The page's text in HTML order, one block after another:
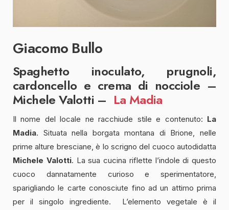
Giacomo Bullo
Spaghetto inoculato, prugnoli,
cardoncello e crema di nocciole –
Michele Valotti – La Madia
Il nome del locale ne racchiude stile e contenuto: La
Madia. Situata nella borgata montana di Brione, nelle
prime alture bresciane, è lo scrigno del cuoco autodidatta
Michele Valotti. La sua cucina riflette l’indole di questo
cuoco dannatamente curioso e sperimentatore,
sparigliando le carte conosciute fino ad un attimo prima
per il singolo ingrediente. L’elemento vegetale è il